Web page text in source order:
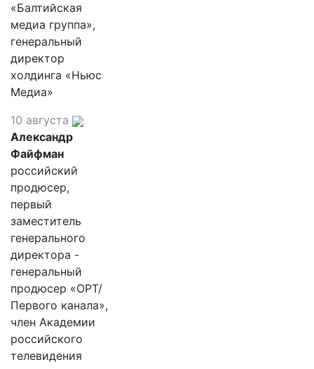
«Балтийская
медиа группа»,
генеральный
директор
холдинга «Ньюс
Медиа»
10 августа
Александр
Файфман
российский
продюсер,
первый
заместитель
генерального
директора -
генеральный
продюсер «ОРТ/
Первого канала»,
член Академии
российского
телевидения